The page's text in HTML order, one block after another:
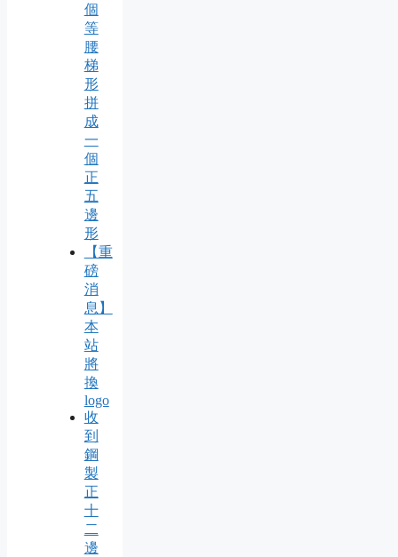
個
等
腰
梯
形
拼
成
一
個
正
五
邊
形
【重
磅
消
息】
本
站
將
換
logo
收
到
鋼
製
正
十
二
邊